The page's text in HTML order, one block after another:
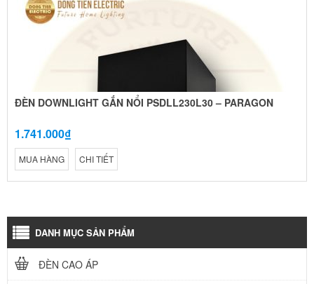
ĐÈN DOWNLIGHT GẮN NỔI PSDLL230L30 – PARAGON
1.741.000₫
MUA HÀNG CHI TIẾT
DANH MỤC SẢN PHẨM
ĐÈN CAO ÁP